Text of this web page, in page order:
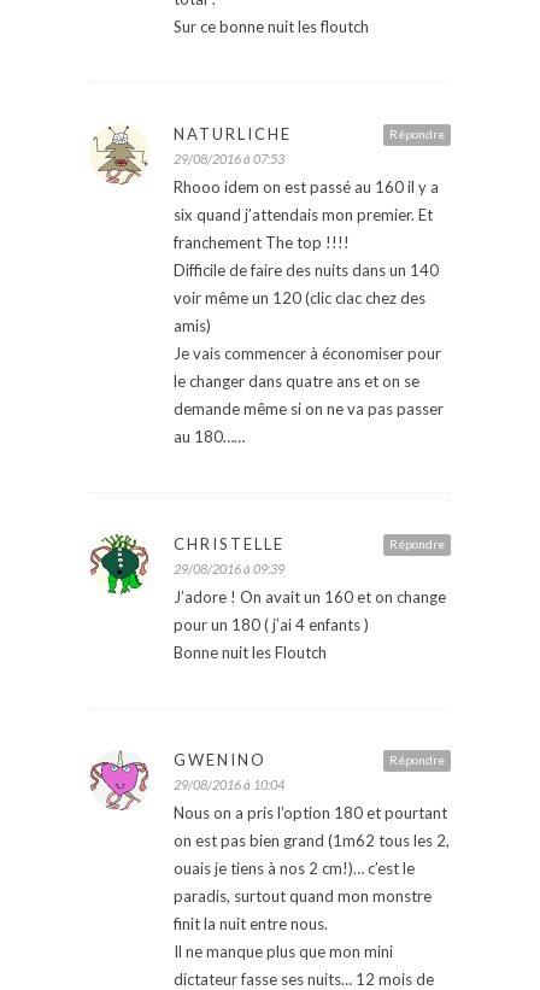
Sur ce bonne nuit les floutch
Répondre
NATURLICHE
29/08/2016 à 07:53
Rhooo idem on est passé au 160 il y a
six quand j’attendais mon premier. Et
franchement The top !!!!
Difficile de faire des nuits dans un 140
voir même un 120 (clic clac chez des
amis)
Je vais commencer à économiser pour
le changer dans quatre ans et on se
demande même si on ne va pas passer
au 180……
Répondre
CHRISTELLE
29/08/2016 à 09:39
J’adore ! On avait un 160 et on change
pour un 180 ( j’ai 4 enfants )
Bonne nuit les Floutch
Répondre
GWENINO
29/08/2016 à 10:04
Nous on a pris l’option 180 et pourtant
on est pas bien grand (1m62 tous les 2,
ouais je tiens à nos 2 cm!)… c’est le
paradis, surtout quand mon monstre
finit la nuit entre nous.
Il ne manque plus que mon mini
dictateur fasse ses nuits… 12 mois de